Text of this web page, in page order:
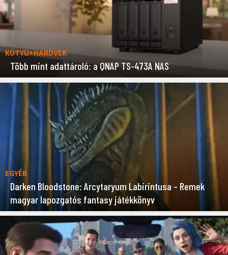
KÜTYÜ+HARDVER
Több mint adattároló: a QNAP TS-473A NAS
EGYÉB
Darken Bloodstone: Arcytaryum Labirintusa – Remek
magyar lapozgatós fantasy játékkönyv